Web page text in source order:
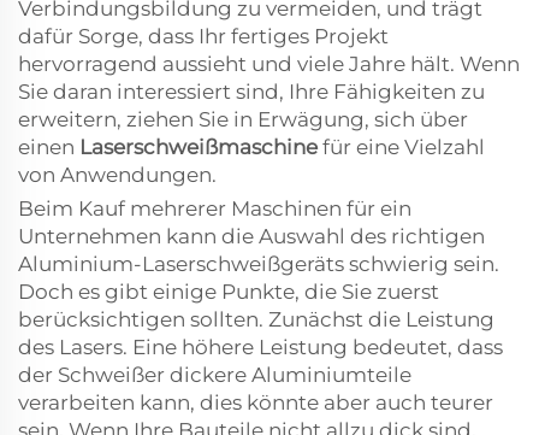
Verbindungsbildung zu vermeiden, und trägt
dafür Sorge, dass Ihr fertiges Projekt
hervorragend aussieht und viele Jahre hält. Wenn
Sie daran interessiert sind, Ihre Fähigkeiten zu
erweitern, ziehen Sie in Erwägung, sich über
einen Laserschweißmaschine für eine Vielzahl
von Anwendungen.
Beim Kauf mehrerer Maschinen für ein
Unternehmen kann die Auswahl des richtigen
Aluminium-Laserschweißgeräts schwierig sein.
Doch es gibt einige Punkte, die Sie zuerst
berücksichtigen sollten. Zunächst die Leistung
des Lasers. Eine höhere Leistung bedeutet, dass
der Schweißer dickere Aluminiumteile
verarbeiten kann, dies könnte aber auch teurer
sein. Wenn Ihre Bauteile nicht allzu dick sind,